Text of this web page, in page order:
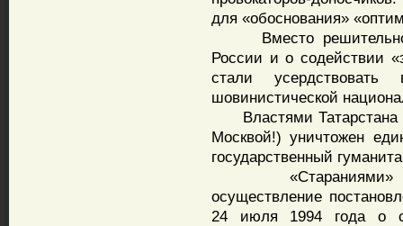
для «обоснования»
Вместо
России и о содействии
стали
шовинистической
Властями Татарстана
Москвой!) уничтожен
государственный
«Стараниями»
осуществление
24 июля 1994 года о